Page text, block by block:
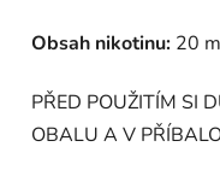
Obsah nikotinu: 20
PŘED POUŽITÍM SI
OBALU A V